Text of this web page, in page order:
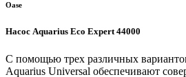
Oase
Насос Aquarius Eco Expert 44000
С помощью трех различных
Aquarius Universal обеспечивают